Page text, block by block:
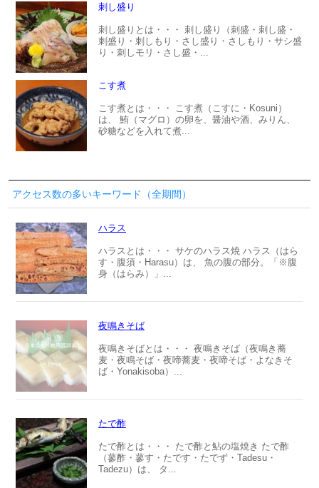
刺し盛り
刺し盛りとは・・・ 刺し盛り（刺盛・刺し盛・
刺盛り・刺しもり・さし盛り・さしもり・サシ盛
り・刺しモリ・さし盛・...
こす煮
こす煮とは・・・ こす煮（こすに・Kosuni）
は、 鮪（マグロ）の卵を、醤油や酒、みりん、
砂糖などを入れて煮...
アクセス数の多いキーワード（全期間）
ハラス
ハラスとは・・・ サケのハラス焼 ハラス（はら
す・腹須・Harasu）は、 魚の腹の部分。「※腹
身（はらみ）」...
夜鳴きそば
夜鳴きそばとは・・・ 夜鳴きそば（夜鳴き蕎
麦・夜鳴そば・夜啼蕎麦・夜啼そば・よなきそ
ば・Yonakisoba）...
たで酢
たで酢とは・・・ たで酢と鮎の塩焼き たで酢
（蓼酢・蓼す・たです・たでず・Tadesu・
Tadezu）は、 タ...